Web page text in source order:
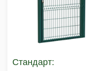
Стандарт: